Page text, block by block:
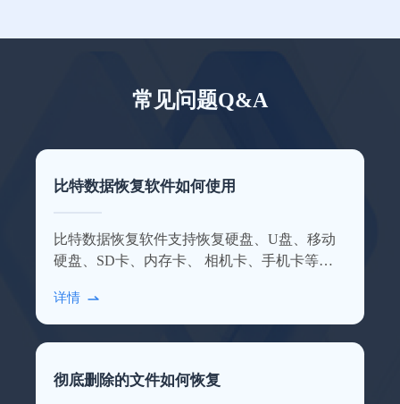
常见问题Q&A
比特数据恢复软件如何使用
比特数据恢复软件支持恢复硬盘、U盘、移动
硬盘、SD卡、内存卡、 相机卡、手机卡等多
详情
彻底删除的文件如何恢复
上的数据，我的毕业照片都恢复回来了~特此
這婆外心